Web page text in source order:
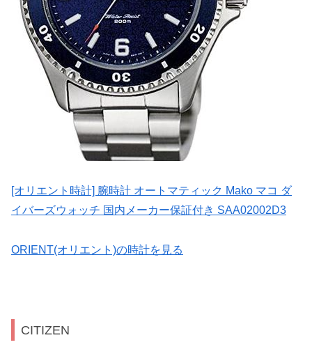
[オリエント時計] 腕時計 オートマティック Mako マコ ダ
イバーズウォッチ 国内メーカー保証付き SAA02002D3
ORIENT(オリエント)の時計を見る
CITIZEN